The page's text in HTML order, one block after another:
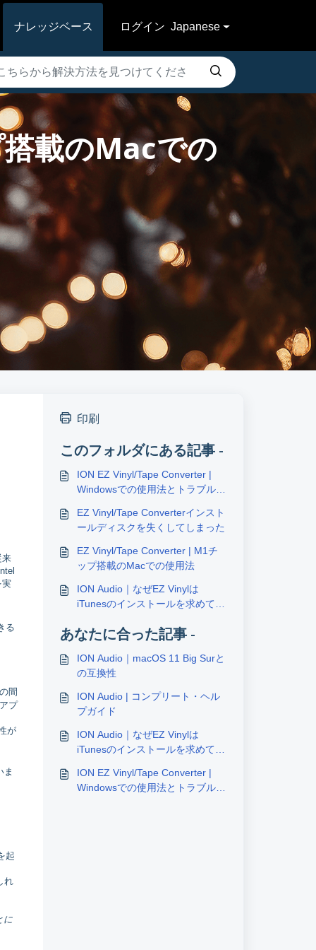
ナレッジベース ログイン Japanese
載のMacでの
来
実
る
間
プ
が
ま
起
れ
に
印刷
このフォルダにある記事 -
ION EZ Vinyl/Tape Converter |
Windowsでの使用法とトラブルシ
EZ Vinyl/Tape Converterインスト
ールディスクを失くしてしまった
EZ Vinyl/Tape Converter | M1チ
ップ搭載のMacでの使用法
ION Audio｜なぜEZ Vinylは
iTunesのインストールを求めてく
あなたに合った記事 -
ION Audio｜macOS 11 Big Surと
の互換性
ION Audio | コンプリート・ヘル
プガイド
ION Audio｜なぜEZ Vinylは
iTunesのインストールを求めてく
ION EZ Vinyl/Tape Converter |
Windowsでの使用法とトラブルシ